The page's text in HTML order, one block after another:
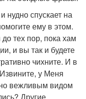
нудно спускает на
ему в этом.
тех пор, пока хам
и вы так и будете
чихните. И в
у Меня
вежливым видом